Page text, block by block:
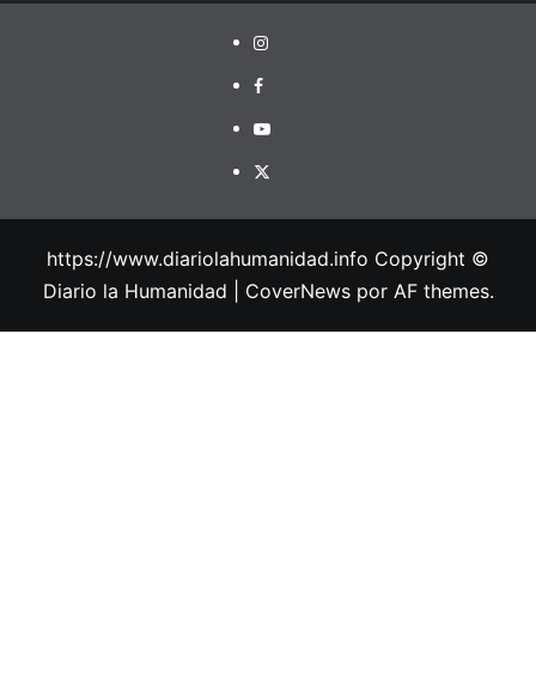
https://www.diariolahumanidad.info Copyright ©
Diario la Humanidad
CoverNewspor AF themes.